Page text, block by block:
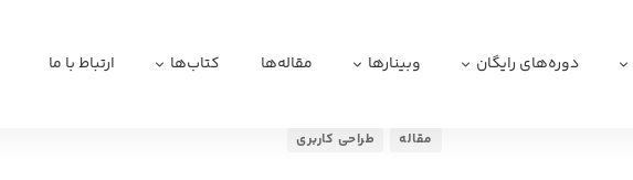
دوره‌های رایگان وبینارها مقاله‌ها کتاب‌ها ارتباط با ما
مقاله طراحی کاربری